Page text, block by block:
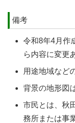
備考
令和8年4月作
ら内容に変更
用途地域など
背景の地形図
市民とは、秋
務所または事